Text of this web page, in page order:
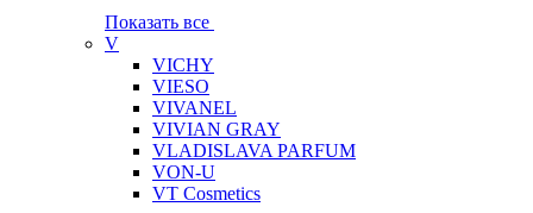
Показать все
V
VICHY
VIESO
VIVANEL
VIVIAN GRAY
VLADISLAVA PARFUM
VON-U
VT Cosmetics